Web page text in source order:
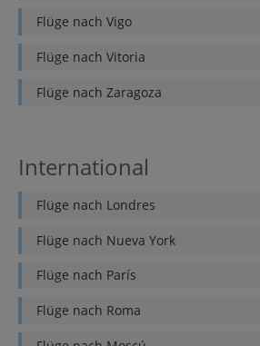
Flüge nach Vigo
Flüge nach Vitoria
Flüge nach Zaragoza
International
Flüge nach Londres
Flüge nach Nueva York
Flüge nach París
Flüge nach Roma